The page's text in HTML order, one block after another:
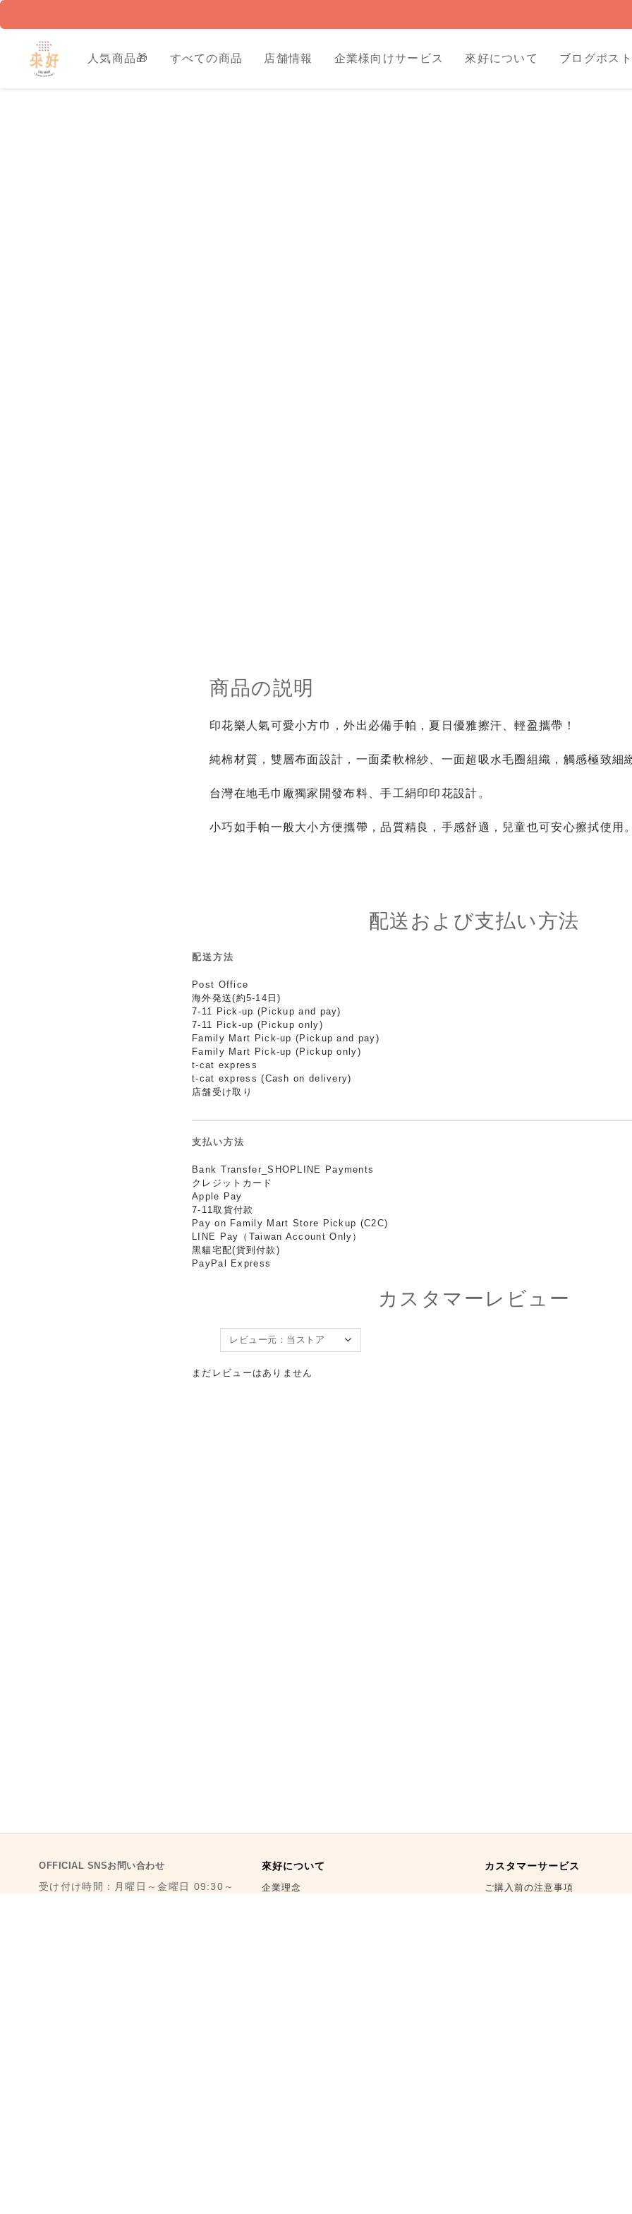
人気商品🎁 すべての商品 店舗情報 企業様向けサービス 來好について ブログポスト
商品の説明
印花樂人氣可愛小方巾，外出必備手帕，夏日優雅擦汗、輕盈攜帶！
純棉材質，雙層布面設計，一面柔軟棉紗、一面超吸水毛圈組織，觸感極致細
台灣在地毛巾廠獨家開發布料、手工絹印印花設計。
小巧如手帕一般大小方便攜帶，品質精良，手感舒適，兒童也可安心擦拭使用。
配送および支払い方法
配送方法
Post Office
海外発送(約5-14日)
7-11 Pick-up (Pickup and pay)
7-11 Pick-up (Pickup only)
Family Mart Pick-up (Pickup and pay)
Family Mart Pick-up (Pickup only)
t-cat express
t-cat express (Cash on delivery)
店舗受け取り
支払い方法
Bank Transfer_SHOPLINE Payments
クレジットカード
Apple Pay
7-11取貨付款
Pay on Family Mart Store Pickup (C2C)
LINE Pay（Taiwan Account Only）
黑貓宅配(貨到付款)
PayPal Express
カスタマーレビュー
まだレビューはありません
OFFICIAL SNSお問い合わせ
受け付け時間：月曜日～金曜日 09:30～
來好について
企業理念
カスタマーサービス
ご購入前の注意事項